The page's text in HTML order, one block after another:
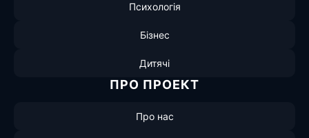
Психологія
Бізнес
Дитячі
ПРО ПРОЕКТ
Про нас